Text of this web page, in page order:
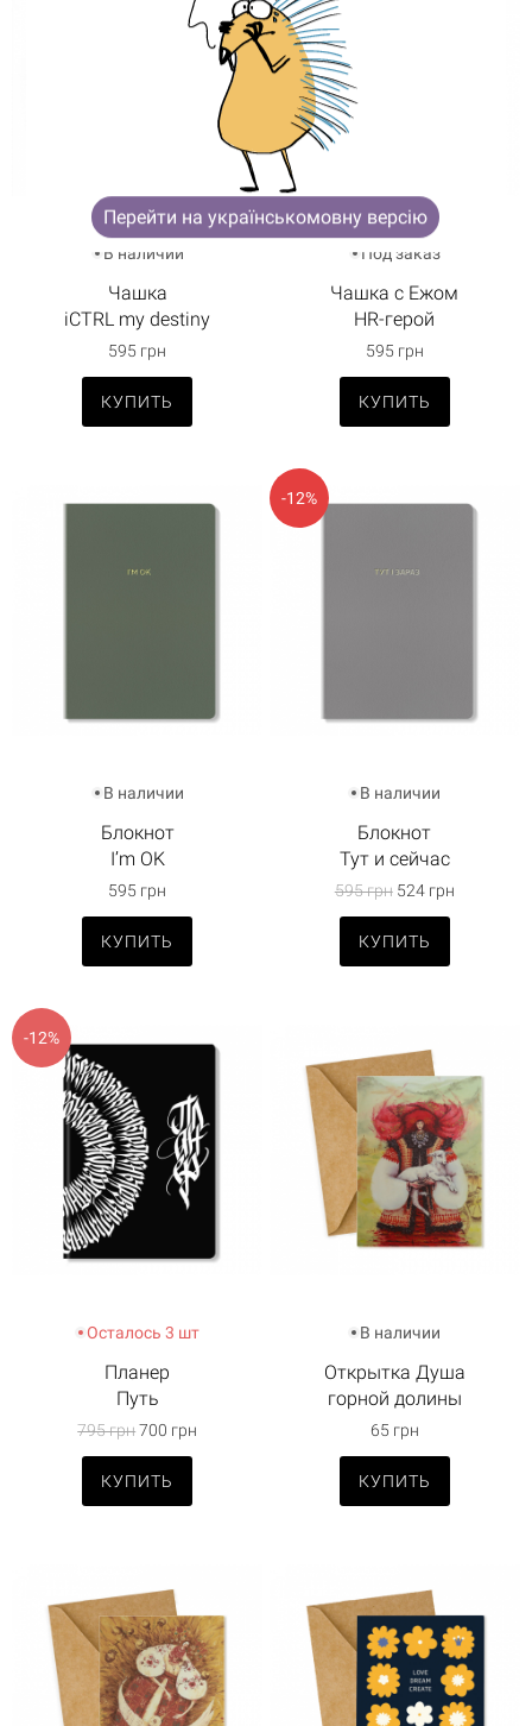
В наличии
Чашка
iCTRL my destiny
595 грн
КУПИТЬ
Под заказ
Чашка с Ежом
HR-герой
595 грн
КУПИТЬ
В наличии
Блокнот
I’m OK
595 грн
КУПИТЬ
-12%
В наличии
Блокнот
Тут и сейчас
595 грн524 грн
КУПИТЬ
-12%
Осталось 3 шт
Планер
Путь
795 грн700 грн
КУПИТЬ
В наличии
Открытка Душа
горной долины
65 грн
КУПИТЬ
Перейти на українськомовну версію
Корзина пуста